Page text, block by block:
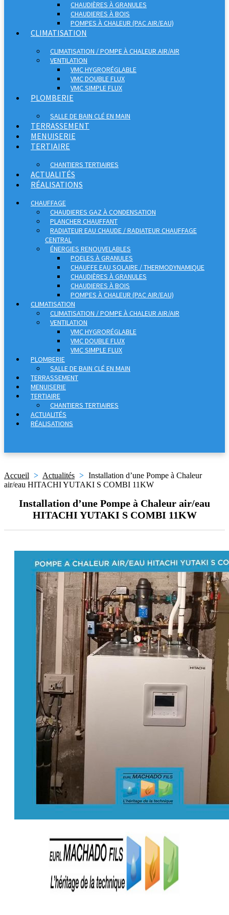
CHAUDIÈRES À GRANULES
CHAUDIERES À BOIS
POMPES À CHALEUR (PAC AIR/EAU)
CLIMATISATION
CLIMATISATION / POMPE À CHALEUR AIR/AIR
VENTILATION
VMC HYGRORÉGLABLE
VMC DOUBLE FLUX
VMC SIMPLE FLUX
PLOMBERIE
SALLE DE BAIN CLÉ EN MAIN
TERRASSEMENT
MENUISERIE
TERTIAIRE
CHANTIERS TERTIAIRES
ACTUALITÉS
RÉALISATIONS
CHAUFFAGE
CHAUDIERES GAZ À CONDENSATION
PLANCHER CHAUFFANT
RADIATEUR EAU CHAUDE / RADIATEUR CHAUFFAGE
CENTRAL
ÉNERGIES RENOUVELABLES
POELES À GRANULES
CHAUFFE EAU SOLAIRE / THERMODYNAMIQUE
CHAUDIÈRES À GRANULES
CHAUDIERES À BOIS
POMPES À CHALEUR (PAC AIR/EAU)
CLIMATISATION
CLIMATISATION / POMPE À CHALEUR AIR/AIR
VENTILATION
VMC HYGRORÉGLABLE
VMC DOUBLE FLUX
VMC SIMPLE FLUX
PLOMBERIE
SALLE DE BAIN CLÉ EN MAIN
TERRASSEMENT
MENUISERIE
TERTIAIRE
CHANTIERS TERTIAIRES
ACTUALITÉS
RÉALISATIONS
Accueil > Actualités > Installation d’une Pompe à Chaleur
air/eau HITACHI YUTAKI S COMBI 11KW
Installation d’une Pompe à Chaleur air/eau
HITACHI YUTAKI S COMBI 11KW